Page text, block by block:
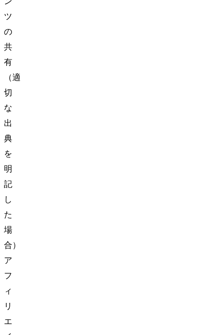
ツ
の
共
有
（適
切
な
出
典
を
明
記
し
た
場
合）
ア
フ
ィ
リ
エ